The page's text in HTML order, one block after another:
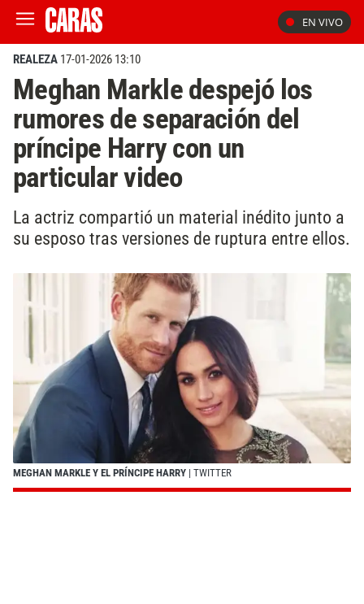
EN VIVO
REALEZA 17-01-2026 13:10
Meghan Markle despejó los
rumores de separación del
príncipe Harry con un
particular video
La actriz compartió un material inédito junto a
su esposo tras versiones de ruptura entre ellos.
MEGHAN MARKLE Y EL PRÍNCIPE HARRY | TWITTER